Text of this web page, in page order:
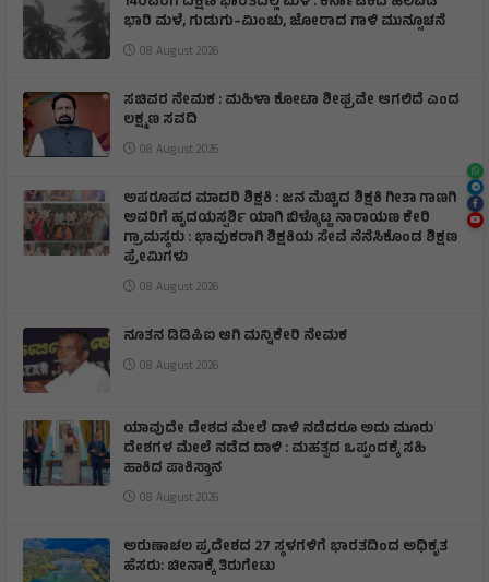
ಭಾರಿ ಮಳೆ, ಗುಡುಗು–ಮಿಂಚು, ಜೋರಾದ ಗಾಳಿ ಮುನ್ಸೂಚನೆ
08 August 2026
ಸಚಿವರ ನೇಮಕ : ಮಹಿಳಾ ಕೋಟಾ ಶೀಘ್ರವೇ ಆಗಲಿದೆ ಎಂದ
ಲಕ್ಷ್ಮಣ ಸವದಿ
08 August 2026
ಅಪರೂಪದ ಮಾದರಿ ಶಿಕ್ಷಕಿ : ಜನ ಮೆಚ್ಚಿದ ಶಿಕ್ಷಕಿ ಗೀತಾ ಗಾಣಗಿ
ಅವರಿಗೆ ಹೃದಯಸ್ಪರ್ಶಿ ಯಾಗಿ ಬಿಳ್ಕೊಟ್ಟ ನಾರಾಯಣ ಕೇರಿ
ಗ್ರಾಮಸ್ಥರು : ಭಾವುಕರಾಗಿ ಶಿಕ್ಷಕಿಯ ಸೇವೆ ನೆನೆಸಿಕೊಂಡ ಶಿಕ್ಷಣ
ಪ್ರೇಮಿಗಳು
08 August 2026
ನೂತನ ಡಿಡಿಪಿಐ ಆಗಿ ಮನ್ನಿಕೇರಿ ನೇಮಕ
08 August 2026
ಯಾವುದೇ ದೇಶದ ಮೇಲೆ ದಾಳಿ ನಡೆದರೂ ಅದು ಮೂರು
ದೇಶಗಳ ಮೇಲೆ ನಡೆದ ದಾಳಿ : ಮಹತ್ವದ ಒಪ್ಪಂದಕ್ಕೆ ಸಹಿ
ಹಾಕಿದ ಪಾಕಿಸ್ತಾನ
08 August 2026
ಅರುಣಾಚಲ ಪ್ರದೇಶದ 27 ಸ್ಥಳಗಳಿಗೆ ಭಾರತದಿಂದ ಅಧಿಕೃತ
ಹೆಸರು: ಚೀನಾಕ್ಕೆ ತಿರುಗೇಟು